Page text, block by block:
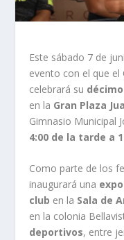
Este sábado 7 de
evento con el que el
celebrará su
en la Gran Plaza
Gimnasio Municipal
4:00 de la tarde a
Como parte de los
inaugurará una
club en la Sala de
en la colonia
deportivos, entre